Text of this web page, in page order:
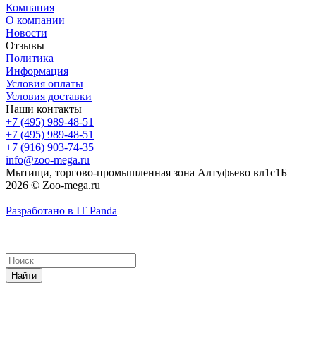
Компания
О компании
Новости
Отзывы
Политика
Информация
Условия оплаты
Условия доставки
Наши контакты
+7 (495) 989-48-51
+7 (495) 989-48-51
+7 (916) 903-74-35
info@zoo-mega.ru
Мытищи, торгово-промышленная зона Алтуфьево вл1с1Б
2026 © Zoo-mega.ru
Разработано в IT Panda
Найти